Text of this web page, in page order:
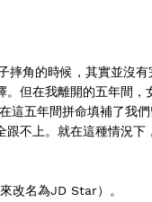
角的時候，其實並沒
但在我離開的五年間，
這五年間拼命填補了我
不上。就在這種情況下
改名為JD Star）。